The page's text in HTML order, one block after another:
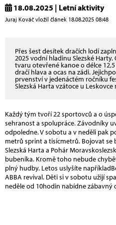
18.08.2025 | Letní aktivity
Juraj Kováč vložil článek 18.08.2025 08:48
Přes šest desítek dračích lodí
2025 vodní hladinu Slezské
tvaru otevřené kanoe o délce
dračí hlava a ocas na zádi.
prvenství v jedenáctém ročníku
Slezská Harta vzátoce u Leskovce
Každý tým tvoří 22 sportovců a o
sehranost a spolupráce. Závodníky
odpoledne. V sobotu a v neděli pak
metrů sprint a tisícmetrů. Bojovat se
Slezská Harta a Pohár
bubeníka. Kromě toho nebude
plný hudby. Letos uslyšíte
ABBA revival. Děti si v sobotu užijí
neděle od 10hodin nabídne zábavný